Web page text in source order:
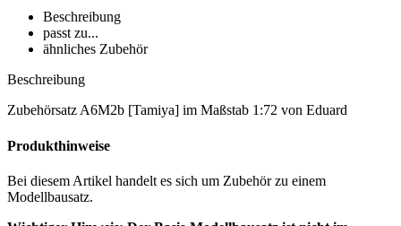
Beschreibung
passt zu...
ähnliches Zubehör
Beschreibung
Zubehörsatz A6M2b [Tamiya] im Maßstab 1:72 von Eduard
Produkthinweise
Bei diesem Artikel handelt es sich um Zubehör zu einem
Modellbausatz.